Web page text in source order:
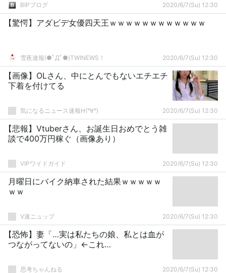
BIPブログ 2020/6/7(Su) 12:30
【驚愕】アダビデ女優四天王ｗｗｗｗｗｗｗｗｗｗｗｗ
雪夜速報(●ﾟДﾟ●)TWINEWS！ 2020/6/7(Su) 12:30
【画像】OLさん、中にとんでもないエチエチ
下着を付けてる
気になるニュース速報H(°∀°) 2020/6/7(Su) 12:30
【悲報】Vtuberさん、お誕生日おめでとう雑
談で400万円稼ぐ（画像あり）
VIPワイドガイド 2020/6/7(Su) 12:30
月曜日にバイク納車された結果ｗｗｗｗｗ
ｗｗ
V速ニュップ 2020/6/7(Su) 12:30
【恐怖】妻「…実は私たちの娘、私とは血が
つながってないの」←これ…
思考ちゃんねる 2020/6/7(Su) 12:30